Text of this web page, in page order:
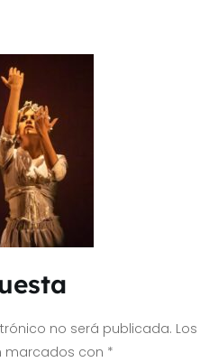
no será publicada. Los
marcados con *